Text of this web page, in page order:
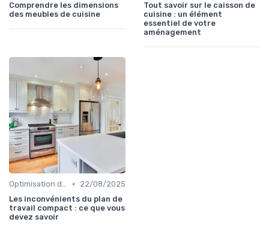
Comprendre les dimensions
des meubles de cuisine
Tout savoir sur le caisson de
cuisine : un élément
essentiel de votre
aménagement
Optimisation de l'Espace •
22/08/2025
Les inconvénients du plan de
travail compact : ce que vous
devez savoir